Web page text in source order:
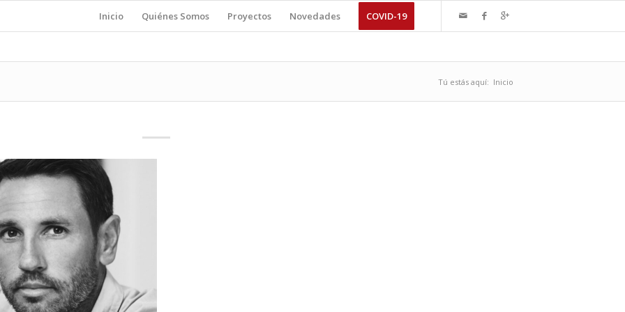
Inicio Quiénes Somos Proyectos Novedades COVID-19
Tú estás aquí: Inicio